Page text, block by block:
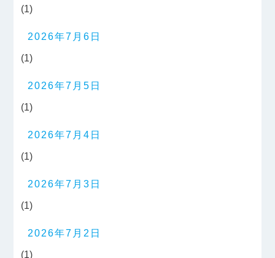
(1)
2026年7月6日
(1)
2026年7月5日
(1)
2026年7月4日
(1)
2026年7月3日
(1)
2026年7月2日
(1)